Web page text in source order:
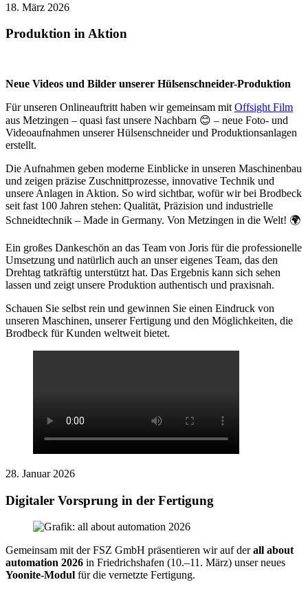
18. März 2026
Produktion in Aktion
Neue Videos und Bilder unserer Hülsenschneider-Produktion
Für unseren Onlineauftritt haben wir gemeinsam mit Offsight Film
aus Metzingen – quasi fast unsere Nachbarn 😊 – neue Foto- und
Videoaufnahmen unserer Hülsenschneider und Produktionsanlagen
erstellt.
Die Aufnahmen geben moderne Einblicke in unseren Maschinenbau
und zeigen präzise Zuschnittprozesse, innovative Technik und
unsere Anlagen in Aktion. So wird sichtbar, wofür wir bei Brodbeck
seit fast 100 Jahren stehen: Qualität, Präzision und industrielle
Schneidtechnik – Made in Germany. Von Metzingen in die Welt! 🌍
Ein großes Dankeschön an das Team von Joris für die professionelle
Umsetzung und natürlich auch an unser eigenes Team, das den
Drehtag tatkräftig unterstützt hat. Das Ergebnis kann sich sehen
lassen und zeigt unsere Produktion authentisch und praxisnah.
Schauen Sie selbst rein und gewinnen Sie einen Eindruck von
unseren Maschinen, unserer Fertigung und den Möglichkeiten, die
Brodbeck für Kunden weltweit bietet.
28. Januar 2026
Digitaler Vorsprung in der Fertigung
Gemeinsam mit der FSZ GmbH präsentieren wir auf derall about
automation 2026 in Friedrichshafen (10.–11. März) unser neues
Yoonite-Modul für die vernetzte Fertigung.